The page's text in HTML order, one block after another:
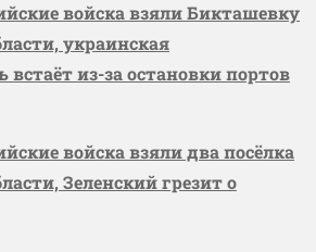
войска взяли Бикташевку
украинская
из-за остановки портов
войска взяли два посёлка
Зеленский грезит о